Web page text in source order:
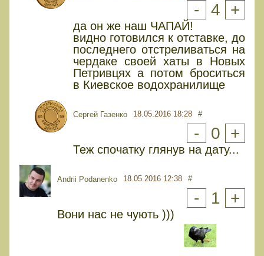
- 4 +
да он же наш ЧАПАЙ!
видно готовился к отставке, до
последнего отстреливаться на
чердаке своей хаты в Новых
Петривцях а потом броситься
в Киевское водохранилище
Сергей Газенко 18.05.2016 18:28 #
- 0 +
Теж спочатку глянув на дату...
Andrii Podanenko 18.05.2016 12:38 #
- 1 +
Вони нас не чують )))